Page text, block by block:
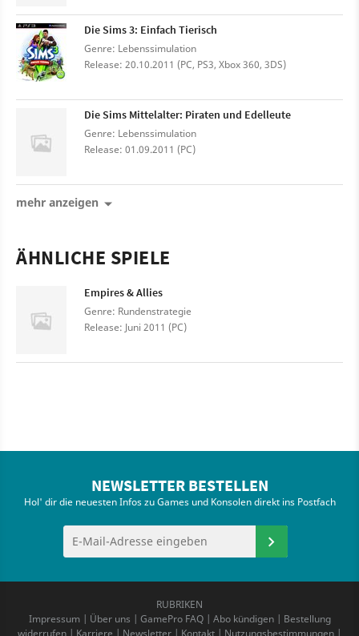
Die Sims 3: Einfach Tierisch
Genre: Lebenssimulation
Release: 20.10.2011 (PC, PS3, Xbox 360, 3DS)
Die Sims Mittelalter: Piraten und Edelleute
Genre: Lebenssimulation
Release: 01.09.2011 (PC)
mehr anzeigen
ÄHNLICHE SPIELE
Empires & Allies
Genre: Rundenstrategie
Release: Juni 2011 (PC)
NEWSLETTER BESTELLEN
Hol' dir die neuesten Infos zu Games und Konsolen direkt ins Postfach
RUBRIKEN
Impressum| Über uns | GamePro FAQ| Abo kündigen| Bestellung